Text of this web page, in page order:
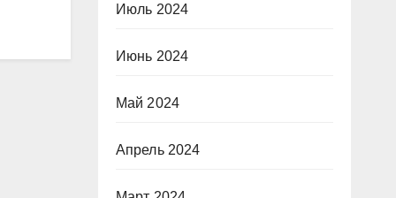
Июль 2024
Июнь 2024
Май 2024
Апрель 2024